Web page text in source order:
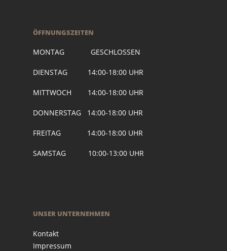
ÖFFNUNGSZEITEN
MONTAG GESCHLOSSEN
DIENSTAG 14:00-18:00 UHR
MITTWOCH 14:00-18:00 UHR
DONNERSTAG 14:00-18:00 UHR
FREITAG 14:00-18:00 UHR
SAMSTAG 10:00-13:00 UHR
UNSER UNTERNEHMEN
Kontakt
Impressum